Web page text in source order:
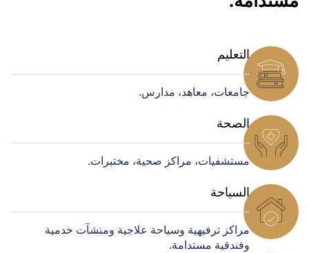
التعليم
جامعات، معاهد، مدارس.
الصحة
مستشفيات، مراكز صحية، مختبرات.
السياحة
مراكز ترفيهية وسياحة علاجية ومنشآت خدمية
وفندقية مستدامة.